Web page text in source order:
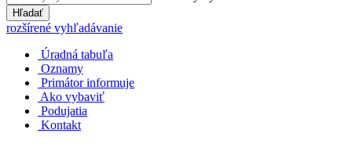
Hľadať
rozšírené vyhľadávanie
Úradná tabuľa
Oznamy
Primátor informuje
Ako vybaviť
Podujatia
Kontakt